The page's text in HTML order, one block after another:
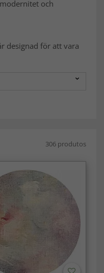
och
designad för att vara
306 produtos